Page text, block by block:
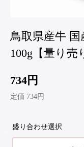
鳥取県産牛
100g【量り売
734円
定価 734円
盛り合わせ選択